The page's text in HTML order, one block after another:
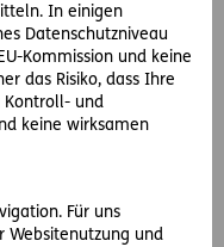
In einigen
Datenschutzniveau
Kommission und keine
das Risiko, dass Ihre
Kontroll- und
keine wirksamen
Für uns
Websitenutzung und
Hinweisen durch
die Brücke gefährlich
konnte zudem ein
am
In einem Freeride-
und